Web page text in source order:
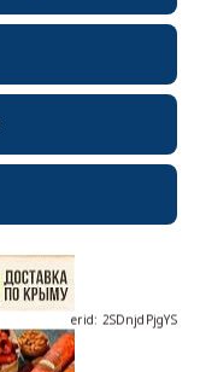
erid: 2SDnjcrDNw6